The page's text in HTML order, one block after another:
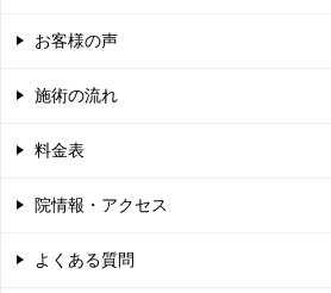
お客様の声
施術の流れ
料金表
院情報・アクセス
よくある質問